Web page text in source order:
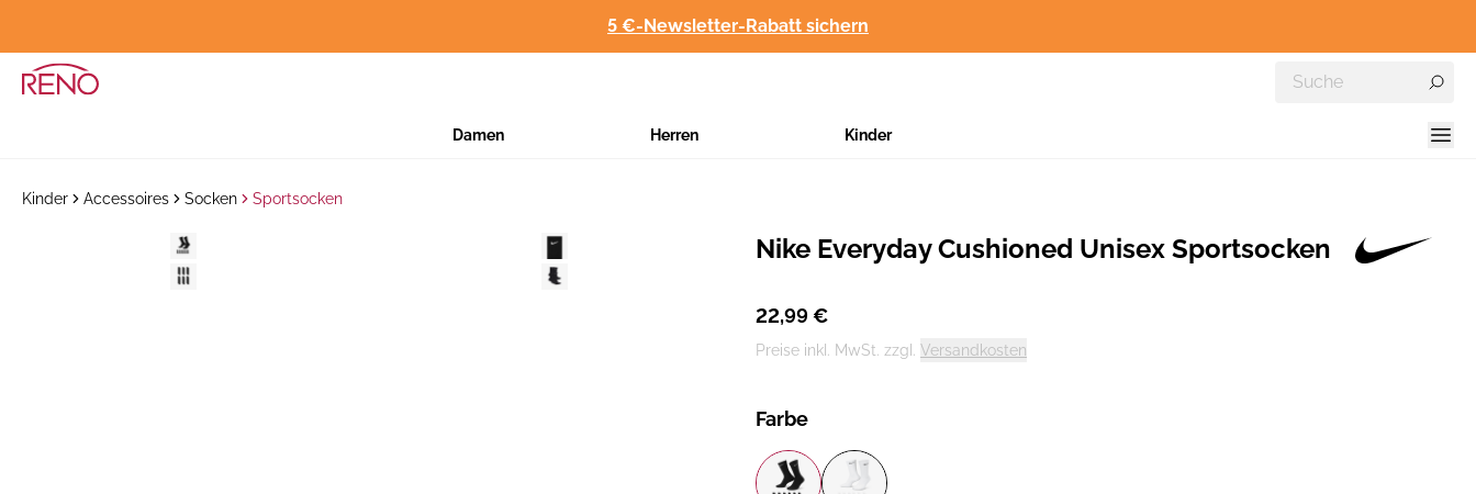
5 €-Newsletter-Rabatt sichern
Damen Herren Kinder
Kinder Accessoires Socken Sportsocken
Hersteller:
Nike Everyday Cushioned Unisex Sportsocken
22,99 €
Preise inkl. MwSt. zzgl. Versandkosten
Farbe